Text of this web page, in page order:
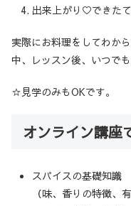
出来上がり♡できた
実際にお料理をしてわか
中、レッスン後、いつで
☆見学のみもOKです。
オンライン講座
スパイスの基礎知識
（味、香りの特徴、